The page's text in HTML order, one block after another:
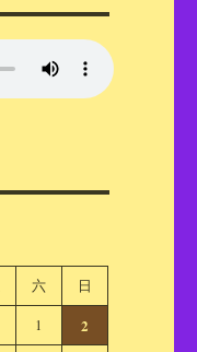
六
日
1
2